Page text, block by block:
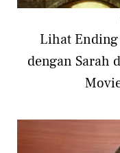
Lihat
dengan Sarah